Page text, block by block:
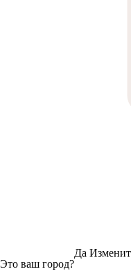
Это ваш город?
Да